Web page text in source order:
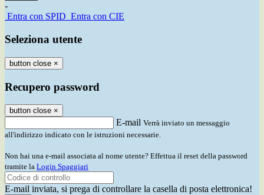
-
Entra con SPID Entra con CIE
Seleziona utente
button close ×
Recupero password
button close ×
E-mail Verrà inviato un messaggio
all'indirizzo indicato con le istruzioni necessarie.
Non hai una e-mail associata al nome utente? Effettua il reset della password
tramite la Login Spaggiari
E-mail inviata, si prega di controllare la casella di posta elettronica!